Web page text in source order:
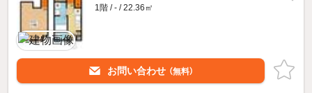
1階 / - / 22.36㎡
お問い合わせ （無料）